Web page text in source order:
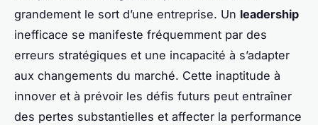
grandement le sort d’une entreprise. Un leadership
inefficace se manifeste fréquemment par des
erreurs stratégiques et une incapacité à s’adapter
aux changements du marché. Cette inaptitude à
innover et à prévoir les défis futurs peut entraîner
des pertes substantielles et affecter la performance